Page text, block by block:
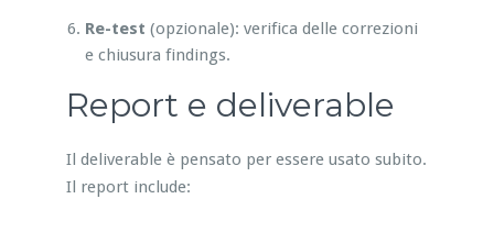
Re-test (opzionale): verifica delle correzioni
e chiusura findings.
Report e deliverable
Il deliverable è pensato per essere usato subito.
Il report include: